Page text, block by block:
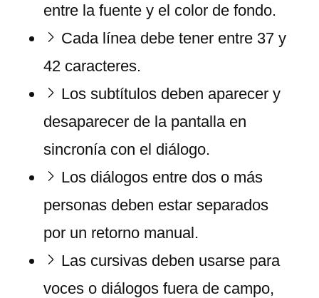
entre la fuente y el color de fondo.
Cada línea debe tener entre 37 y
42 caracteres.
Los subtítulos deben aparecer y
desaparecer de la pantalla en
sincronía con el diálogo.
Los diálogos entre dos o más
personas deben estar separados
por un retorno manual.
Las cursivas deben usarse para
voces o diálogos fuera de campo,